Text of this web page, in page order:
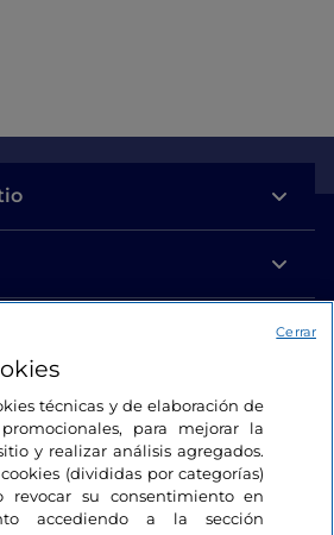
técnicas y de elaboración de
para mejorar la
y realizar análisis agregados.
(divididas por categorías)
revocar su consentimiento en
accediendo a la sección
Cerrar